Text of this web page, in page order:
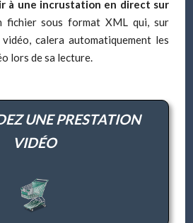
à une incrustation en direct sur
fichier sous format XML qui, sur
calera automatiquement les
lors de sa lecture.
UNE PRESTATION
VIDÉO